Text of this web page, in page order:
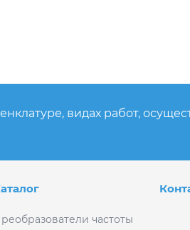
видах работ,
частоты